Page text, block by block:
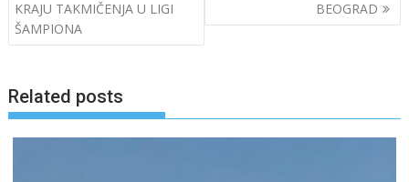
navigation
KRAJU TAKMIČENJA U LIGI
ŠAMPIONA
BEOGRAD
Related posts